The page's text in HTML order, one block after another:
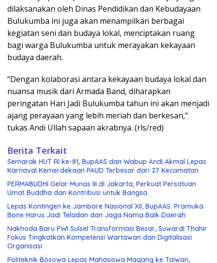
dilaksanakan oleh Dinas Pendidikan dan Kebudayaan
Bulukumba ini juga akan menampilkan berbagai
kegiatan seni dan budaya lokal, menciptakan ruang
bagi warga Bulukumba untuk merayakan kekayaan
budaya daerah.
“Dengan kolaborasi antara kekayaan budaya lokal dan
nuansa musik dari Armada Band, diharapkan
peringatan Hari Jadi Bulukumba tahun ini akan menjadi
ajang perayaan yang lebih meriah dan berkesan,”
tukas Andi Ullah sapaan akrabnya. (rls/red)
Berita Terkait
Semarak HUT RI ke-81, BupAAS dan Wabup Andi Akmal Lepas
Karnaval Kemerdekaan PAUD Terbesar dari 27 Kecamatan
PERMABUDHI Gelar Munas III di Jakarta, Perkuat Persatuan
Umat Buddha dan Kontribusi untuk Bangsa
Lepas Kontingen ke Jambore Nasional XII, BupAAS: Pramuka
Bone Harus Jadi Teladan dan Jaga Nama Baik Daerah
Nakhoda Baru PWI Sulsel Transformasi Besar, Suwardi Thahir
Fokus Tingkatkan Kompetensi Wartawan dan Digitalisasi
Organisasi
Politeknik Bosowa Lepas Mahasiswa Magang ke Taiwan,